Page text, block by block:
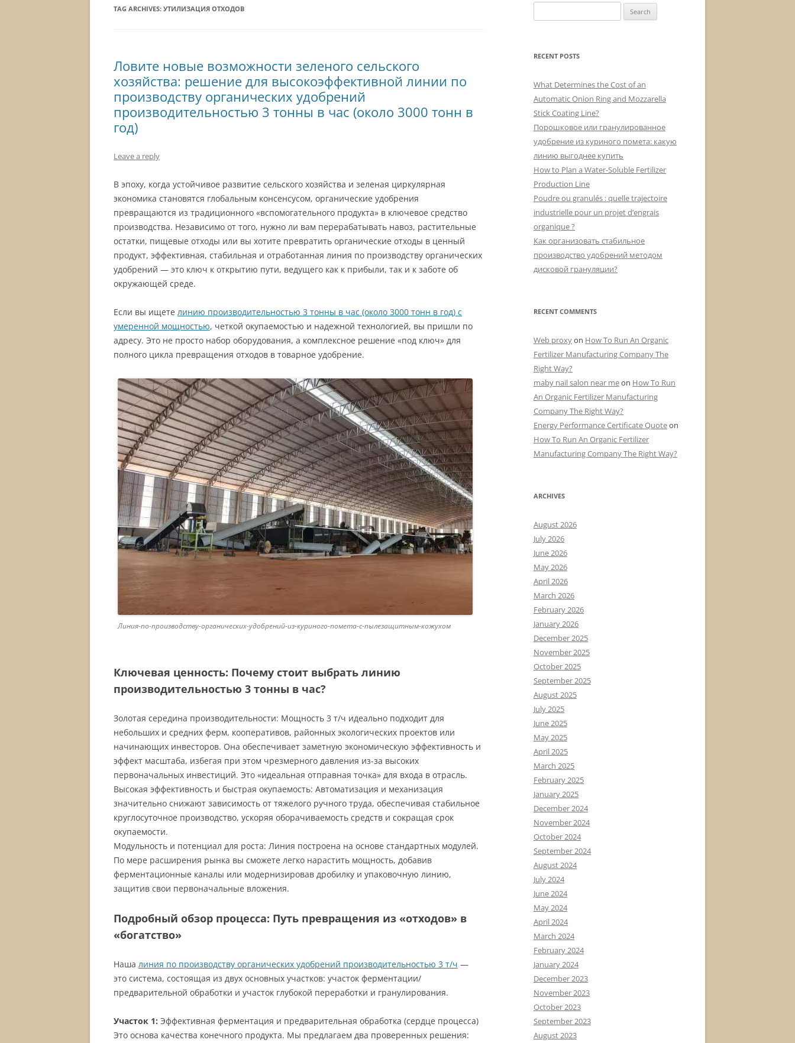
TAG ARCHIVES: УТИЛИЗАЦИЯ ОТХОДОВ
Ловите новые возможности зеленого сельского
хозяйства: решение для высокоэффективной линии по
производству органических удобрений
производительностью 3 тонны в час (около 3000 тонн в
год)
Leave a reply
В эпоху, когда устойчивое развитие сельского хозяйства и зеленая циркулярная
экономика становятся глобальным консенсусом, органические удобрения
превращаются из традиционного «вспомогательного продукта» в ключевое средство
производства. Независимо от того, нужно ли вам перерабатывать навоз, растительные
остатки, пищевые отходы или вы хотите превратить органические отходы в ценный
продукт, эффективная, стабильная и отработанная линия по производству органических
удобрений — это ключ к открытию пути, ведущего как к прибыли, так и к заботе об
окружающей среде.
Если вы ищете линию производительностью 3 тонны в час (около 3000 тонн в год) с
умеренной мощностью, четкой окупаемостью и надежной технологией, вы пришли по
адресу. Это не просто набор оборудования, а комплексное решение «под ключ» для
полного цикла превращения отходов в товарное удобрение.
Линия-по-производству-органических-удобрений-из-куриного-помета-с-пылезащитным-кожухом
Ключевая ценность: Почему стоит выбрать линию
производительностью 3 тонны в час?
Золотая середина производительности: Мощность 3 т/ч идеально подходит для
небольших и средних ферм, кооперативов, районных экологических проектов или
начинающих инвесторов. Она обеспечивает заметную экономическую эффективность и
эффект масштаба, избегая при этом чрезмерного давления из-за высоких
первоначальных инвестиций. Это «идеальная отправная точка» для входа в отрасль.
Высокая эффективность и быстрая окупаемость: Автоматизация и механизация
значительно снижают зависимость от тяжелого ручного труда, обеспечивая стабильное
круглосуточное производство, ускоряя оборачиваемость средств и сокращая срок
окупаемости.
Модульность и потенциал для роста: Линия построена на основе стандартных модулей.
По мере расширения рынка вы сможете легко нарастить мощность, добавив
ферментационные каналы или модернизировав дробилку и упаковочную линию,
защитив свои первоначальные вложения.
Подробный обзор процесса: Путь превращения из «отходов» в
«богатство»
Наша линия по производству органических удобрений производительностью 3 т/ч —
это система, состоящая из двух основных участков: участок ферментации/
предварительной обработки и участок глубокой переработки и гранулирования.
Участок 1: Эффективная ферментация и предварительная обработка (сердце процесса)
Это основа качества конечного продукта. Мы предлагаем два проверенных решения:
for:
RECENT POSTS
What Determines the Cost of an
Automatic Onion Ring and Mozzarella
Stick Coating Line?
Порошковое или гранулированное
удобрение из куриного помета: какую
линию выгоднее купить
How to Plan a Water-Soluble Fertilizer
Production Line
Poudre ou granulés : quelle trajectoire
industrielle pour un projet d’engrais
organique ?
Как организовать стабильное
производство удобрений методом
дисковой грануляции?
RECENT COMMENTS
Web proxyon How To Run An Organic
Fertilizer Manufacturing Company The
Right Way?
maby nail salon near meon How To Run
An Organic Fertilizer Manufacturing
Company The Right Way?
Energy Performance Certificate Quoteon
How To Run An Organic Fertilizer
Manufacturing Company The Right Way?
ARCHIVES
August 2026
July 2026
June 2026
May 2026
April 2026
March 2026
February 2026
January 2026
December 2025
November 2025
October 2025
September 2025
August 2025
July 2025
June 2025
May 2025
April 2025
March 2025
February 2025
January 2025
December 2024
November 2024
October 2024
September 2024
August 2024
July 2024
June 2024
May 2024
April 2024
March 2024
February 2024
January 2024
December 2023
November 2023
October 2023
September 2023
August 2023